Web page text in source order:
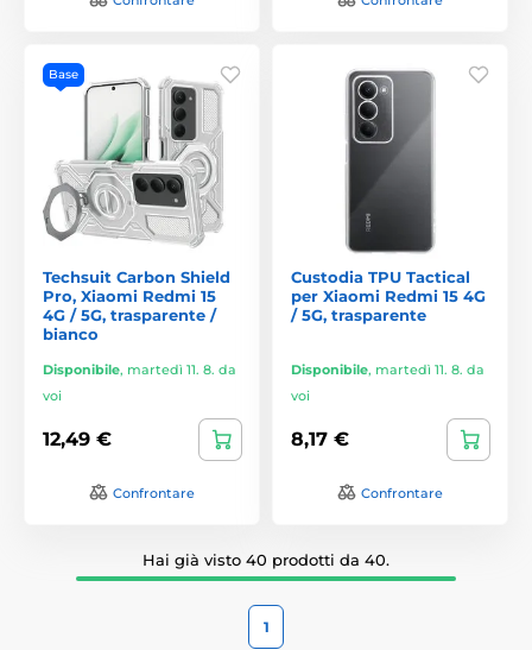
Base
Techsuit Carbon Shield
Pro, Xiaomi Redmi 15
4G / 5G, trasparente /
bianco
Disponibile, martedì 11. 8. da
voi
12,49 €
Confrontare
Custodia TPU Tactical
per Xiaomi Redmi 15 4G
/ 5G, trasparente
Disponibile, martedì 11. 8. da
voi
8,17 €
Confrontare
Hai già visto 40 prodotti da 40.
1